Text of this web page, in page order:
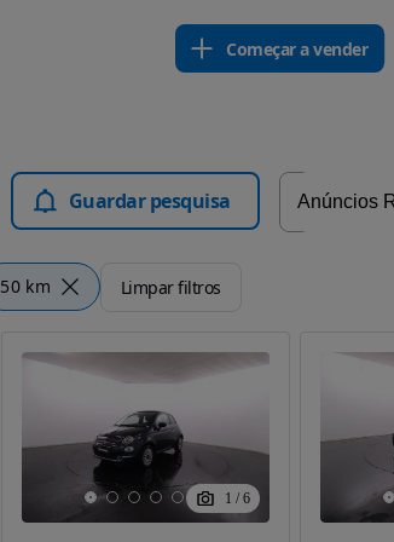
Começar a vender
Guardar pesquisa
50 km Limpar filtros
1 / 6